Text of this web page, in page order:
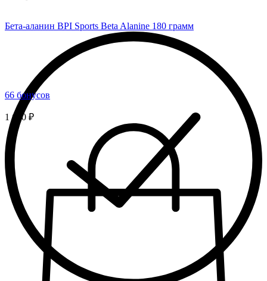
Бета-аланин BPI Sports Beta Alanine 180 грамм
66 бонусов
1 650 ₽